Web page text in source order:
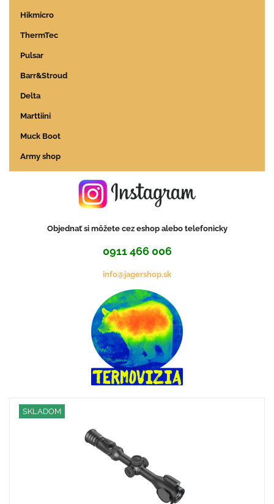
Hikmicro
ThermTec
Pulsar
Barr&Stroud
Delta
Marttiini
Muck Boot
Army shop
Objednať si môžete cez eshop alebo telefonicky
0911 466 006
info@jagershop.sk
SKLADOM